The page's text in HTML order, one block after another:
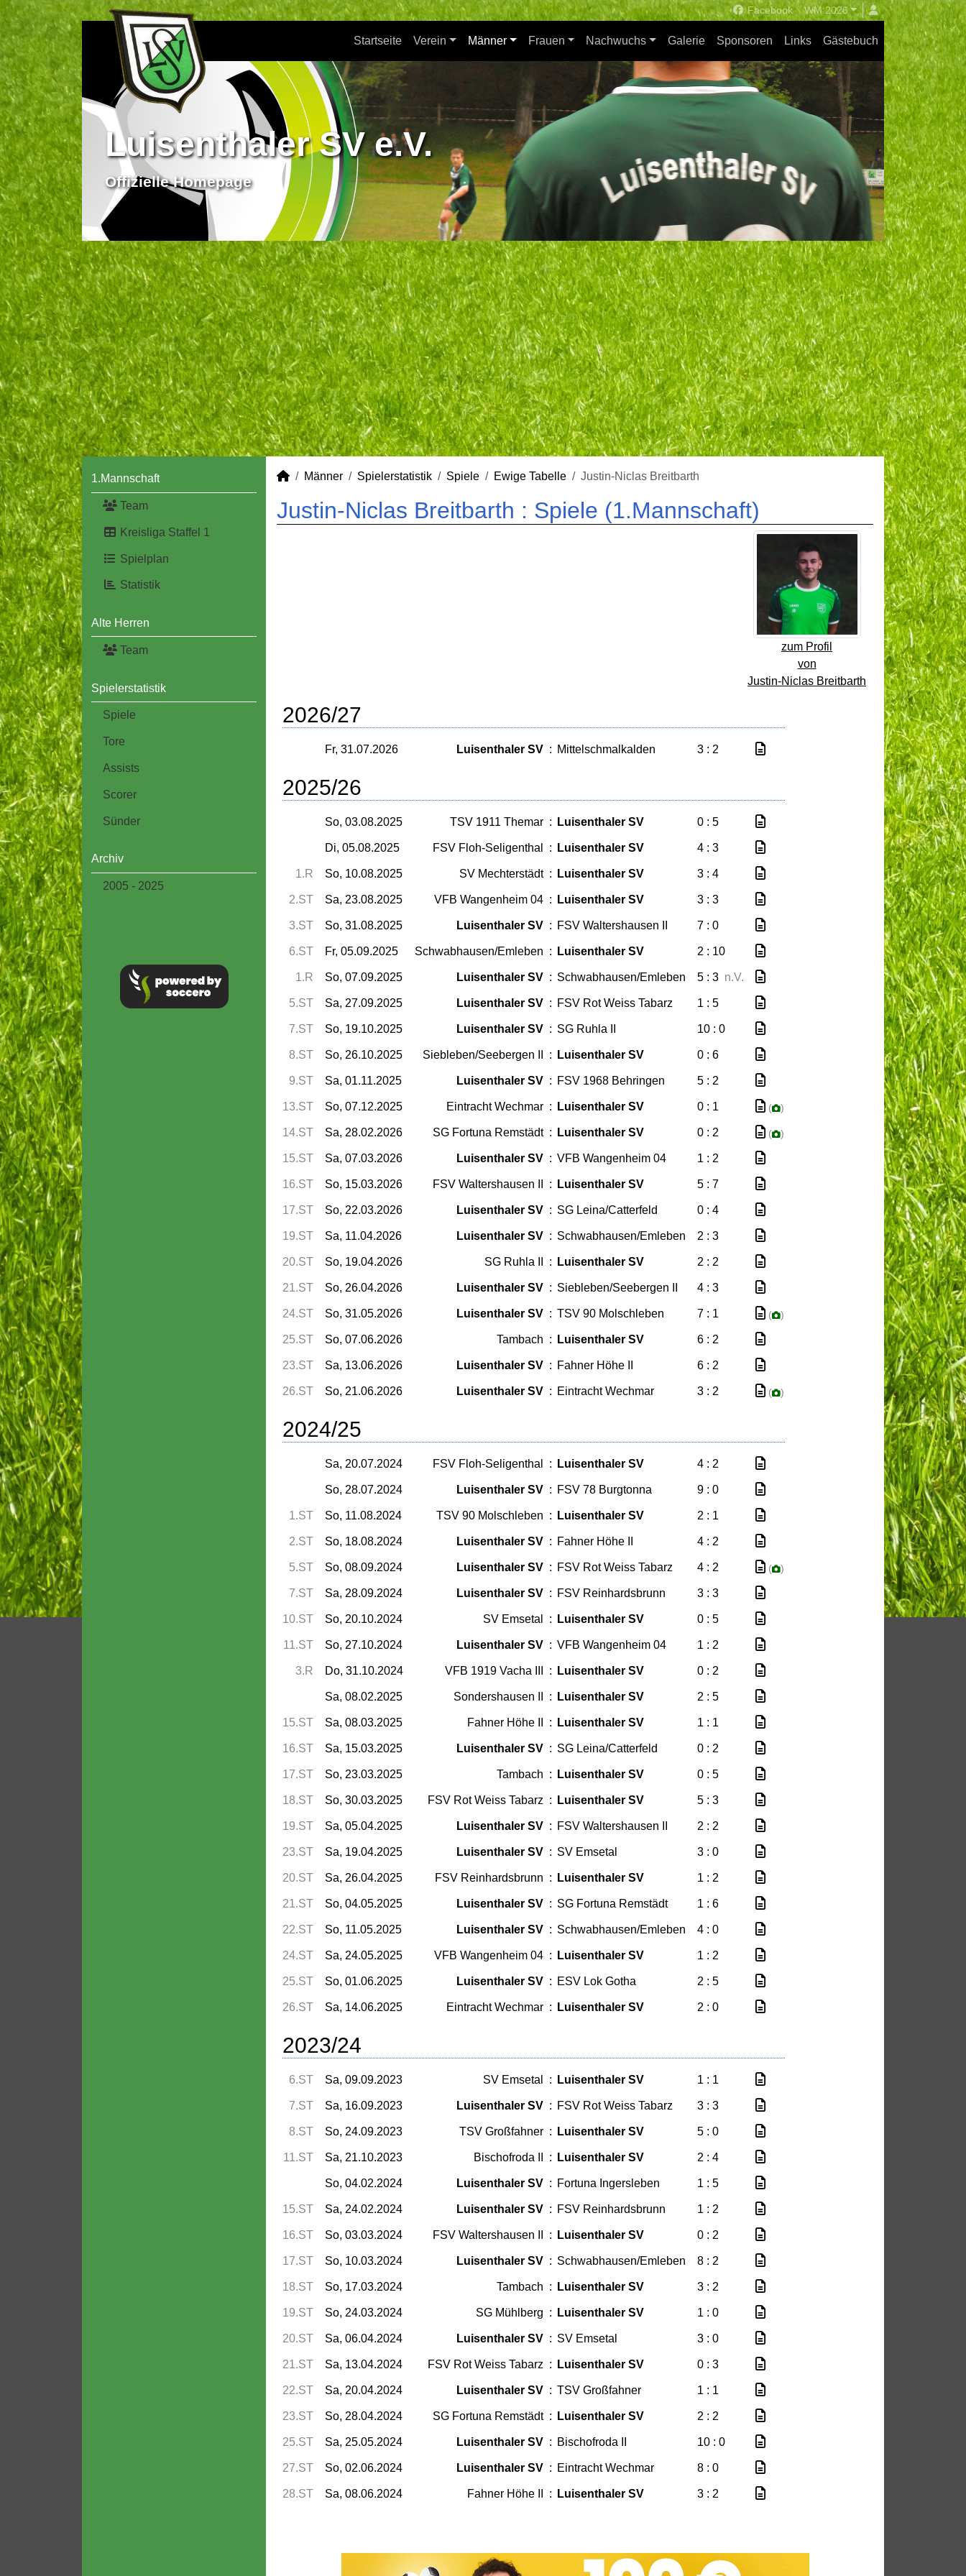
Facebook WM 2026
Startseite Verein Männer Frauen Nachwuchs Galerie Sponsoren Links Gästebuch
Luisenthaler SV e.V.
Offizielle Homepage
1.Mannschaft
Team
Kreisliga Staffel 1
Spielplan
Statistik
Alte Herren
Team
Spielerstatistik
Spiele
Tore
Assists
Scorer
Sünder
Archiv
2005 - 2025
Männer Spielerstatistik Spiele Ewige Tabelle Justin-Niclas Breitbarth
Justin-Niclas Breitbarth : Spiele (1.Mannschaft)
zum Profil
von
Justin-Niclas Breitbarth
2026/27
Fr, 31.07.2026 Luisenthaler SV : Mittelschmalkalden 3 : 2
2025/26
So, 03.08.2025 TSV 1911 Themar : Luisenthaler SV 0 : 5
Di, 05.08.2025 FSV Floh-Seligenthal : Luisenthaler SV 4 : 3
1.R So, 10.08.2025 SV Mechterstädt : Luisenthaler SV 3 : 4
2.ST Sa, 23.08.2025 VFB Wangenheim 04 : Luisenthaler SV 3 : 3
3.ST So, 31.08.2025 Luisenthaler SV : FSV Waltershausen II 7 : 0
6.ST Fr, 05.09.2025 Schwabhausen/Emleben : Luisenthaler SV 2 : 10
1.R So, 07.09.2025 Luisenthaler SV : Schwabhausen/Emleben 5 : 3 n.V.
5.ST Sa, 27.09.2025 Luisenthaler SV : FSV Rot Weiss Tabarz 1 : 5
7.ST So, 19.10.2025 Luisenthaler SV : SG Ruhla II 10 : 0
8.ST So, 26.10.2025 Siebleben/Seebergen II : Luisenthaler SV 0 : 6
9.ST Sa, 01.11.2025 Luisenthaler SV : FSV 1968 Behringen 5 : 2
13.ST So, 07.12.2025 Eintracht Wechmar : Luisenthaler SV 0 : 1 ( )
14.ST Sa, 28.02.2026 SG Fortuna Remstädt : Luisenthaler SV 0 : 2 ( )
15.ST Sa, 07.03.2026 Luisenthaler SV : VFB Wangenheim 04 1 : 2
16.ST So, 15.03.2026 FSV Waltershausen II : Luisenthaler SV 5 : 7
17.ST So, 22.03.2026 Luisenthaler SV : SG Leina/Catterfeld 0 : 4
19.ST Sa, 11.04.2026 Luisenthaler SV : Schwabhausen/Emleben 2 : 3
20.ST So, 19.04.2026 SG Ruhla II : Luisenthaler SV 2 : 2
21.ST So, 26.04.2026 Luisenthaler SV : Siebleben/Seebergen II 4 : 3
24.ST So, 31.05.2026 Luisenthaler SV : TSV 90 Molschleben 7 : 1 ( )
25.ST So, 07.06.2026 Tambach : Luisenthaler SV 6 : 2
23.ST Sa, 13.06.2026 Luisenthaler SV : Fahner Höhe II 6 : 2
26.ST So, 21.06.2026 Luisenthaler SV : Eintracht Wechmar 3 : 2 ( )
2024/25
Sa, 20.07.2024 FSV Floh-Seligenthal : Luisenthaler SV 4 : 2
So, 28.07.2024 Luisenthaler SV : FSV 78 Burgtonna 9 : 0
1.ST So, 11.08.2024 TSV 90 Molschleben : Luisenthaler SV 2 : 1
2.ST So, 18.08.2024 Luisenthaler SV : Fahner Höhe II 4 : 2
5.ST So, 08.09.2024 Luisenthaler SV : FSV Rot Weiss Tabarz 4 : 2 ( )
7.ST Sa, 28.09.2024 Luisenthaler SV : FSV Reinhardsbrunn 3 : 3
10.ST So, 20.10.2024 SV Emsetal : Luisenthaler SV 0 : 5
11.ST So, 27.10.2024 Luisenthaler SV : VFB Wangenheim 04 1 : 2
3.R Do, 31.10.2024 VFB 1919 Vacha III : Luisenthaler SV 0 : 2
Sa, 08.02.2025 Sondershausen II : Luisenthaler SV 2 : 5
15.ST Sa, 08.03.2025 Fahner Höhe II : Luisenthaler SV 1 : 1
16.ST Sa, 15.03.2025 Luisenthaler SV : SG Leina/Catterfeld 0 : 2
17.ST So, 23.03.2025 Tambach : Luisenthaler SV 0 : 5
18.ST So, 30.03.2025 FSV Rot Weiss Tabarz : Luisenthaler SV 5 : 3
19.ST Sa, 05.04.2025 Luisenthaler SV : FSV Waltershausen II 2 : 2
23.ST Sa, 19.04.2025 Luisenthaler SV : SV Emsetal 3 : 0
20.ST Sa, 26.04.2025 FSV Reinhardsbrunn : Luisenthaler SV 1 : 2
21.ST So, 04.05.2025 Luisenthaler SV : SG Fortuna Remstädt 1 : 6
22.ST So, 11.05.2025 Luisenthaler SV : Schwabhausen/Emleben 4 : 0
24.ST Sa, 24.05.2025 VFB Wangenheim 04 : Luisenthaler SV 1 : 2
25.ST So, 01.06.2025 Luisenthaler SV : ESV Lok Gotha 2 : 5
26.ST Sa, 14.06.2025 Eintracht Wechmar : Luisenthaler SV 2 : 0
2023/24
6.ST Sa, 09.09.2023 SV Emsetal : Luisenthaler SV 1 : 1
7.ST Sa, 16.09.2023 Luisenthaler SV : FSV Rot Weiss Tabarz 3 : 3
8.ST So, 24.09.2023 TSV Großfahner : Luisenthaler SV 5 : 0
11.ST Sa, 21.10.2023 Bischofroda II : Luisenthaler SV 2 : 4
So, 04.02.2024 Luisenthaler SV : Fortuna Ingersleben 1 : 5
15.ST Sa, 24.02.2024 Luisenthaler SV : FSV Reinhardsbrunn 1 : 2
16.ST So, 03.03.2024 FSV Waltershausen II : Luisenthaler SV 0 : 2
17.ST So, 10.03.2024 Luisenthaler SV : Schwabhausen/Emleben 8 : 2
18.ST So, 17.03.2024 Tambach : Luisenthaler SV 3 : 2
19.ST So, 24.03.2024 SG Mühlberg : Luisenthaler SV 1 : 0
20.ST Sa, 06.04.2024 Luisenthaler SV : SV Emsetal 3 : 0
21.ST Sa, 13.04.2024 FSV Rot Weiss Tabarz : Luisenthaler SV 0 : 3
22.ST Sa, 20.04.2024 Luisenthaler SV : TSV Großfahner 1 : 1
23.ST So, 28.04.2024 SG Fortuna Remstädt : Luisenthaler SV 2 : 2
25.ST Sa, 25.05.2024 Luisenthaler SV : Bischofroda II 10 : 0
27.ST So, 02.06.2024 Luisenthaler SV : Eintracht Wechmar 8 : 0
28.ST Sa, 08.06.2024 Fahner Höhe II : Luisenthaler SV 3 : 2